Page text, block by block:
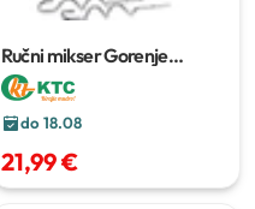
Ručni mikser Gorenje
M360CW
do 18.08
21,99 €